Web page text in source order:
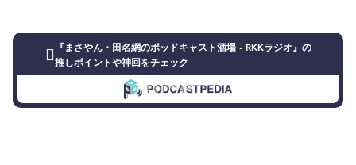
『まさやん・田名網のポッドキャスト酒場 - RKKラジオ』の
推しポイントや神回をチェック